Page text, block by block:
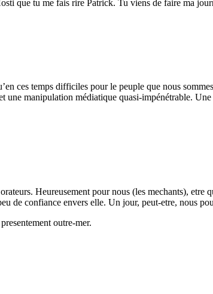
que tu me fais rire Patrick. Tu viens de faire ma
ces temps difficiles pour le peuple que nous
une manipulation médiatique quasi-impénétrable.
Heureusement pour nous (les mechants), etre
de confiance envers elle. Un jour, peut-etre, nous
outre-mer.